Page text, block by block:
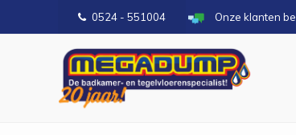
0524 - 551004 Onze klanten